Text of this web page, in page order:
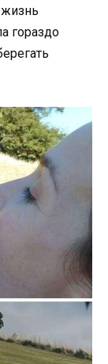
гораздо